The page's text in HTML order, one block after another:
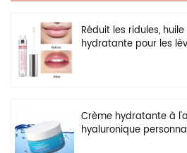
Réduit les ridules, huile
hydratante pour les
Crème hydratante à
hyaluronique